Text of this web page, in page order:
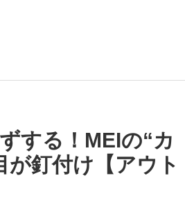
する！MEIの“カ
釘付け【アウト